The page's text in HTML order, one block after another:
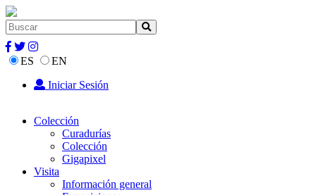
ES
EN
Iniciar Sesión
Colección
Curadurías
Colección
Gigapixel
Visita
Información general